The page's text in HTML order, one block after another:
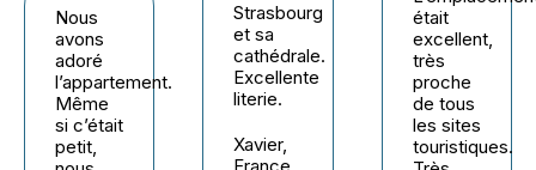
Nous
avons
adoré
l’appartement.
Même
si c’était
petit,
Strasbourg
et sa
cathédrale.
Excellente
literie.
Xavier,
était
excellent,
très
proche
de tous
les sites
touristiques.